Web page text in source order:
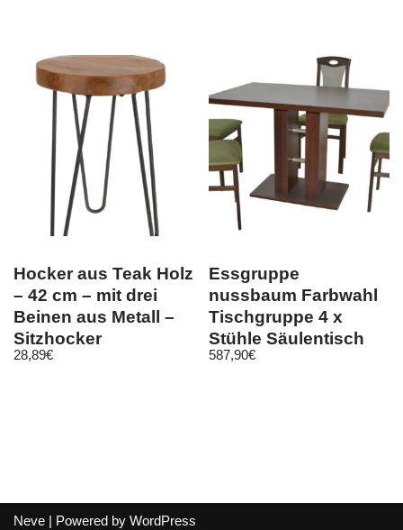
Hocker aus Teak Holz
– 42 cm – mit drei
Beinen aus Metall –
Sitzhocker
Blumenständer
28,89€
Essgruppe
nussbaum Farbwahl
Tischgruppe 4 x
Stühle Säulentisch
Esszimmergarnitur
587,90€
Neve | Powered by WordPress